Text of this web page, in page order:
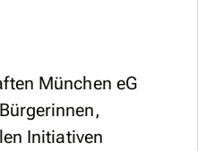
München eG
Initiativen